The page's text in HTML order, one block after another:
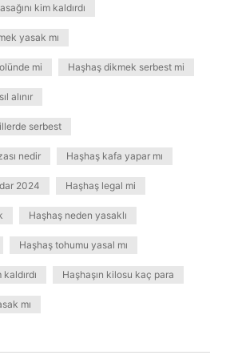
kim kaldırdı
yasak mı
mi Haşhaş dikmek serbest mi
alınır
serbest
nedir Haşhaş kafa yapar mı
2024 Haşhaş legal mi
Haşhaş neden yasaklı
Haşhaş tohumu yasal mı
Haşhaşın kilosu kaç para
mı